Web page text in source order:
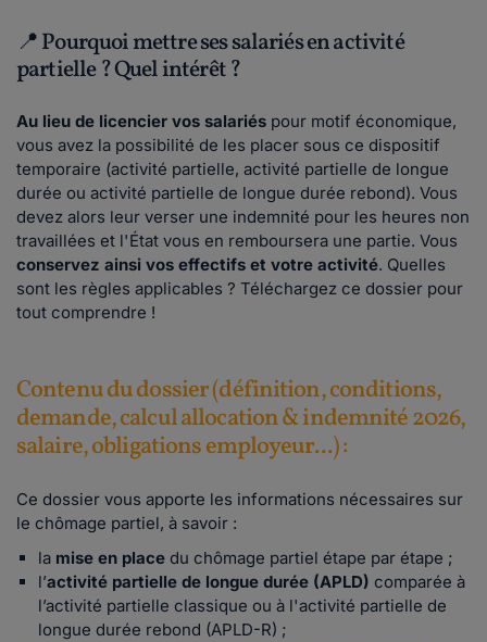
📍 Pourquoi mettre ses salariés en activité
partielle ? Quel intérêt ?
Au lieu de licencier vos salariés pour motif économique,
vous avez la possibilité de les placer sous ce dispositif
temporaire (activité partielle, activité partielle de longue
durée ou activité partielle de longue durée rebond). Vous
devez alors leur verser une indemnité pour les heures non
travaillées et l'État vous en remboursera une partie. Vous
conservez ainsi vos effectifs et votre activité. Quelles
sont les règles applicables ? Téléchargez ce dossier pour
tout comprendre !
Contenu du dossier (définition, conditions,
demande, calcul allocation & indemnité 2026,
salaire, obligations employeur...) :
Ce dossier vous apporte les informations nécessaires sur
le chômage partiel, à savoir :
la mise en place du chômage partiel étape par étape ;
l’activité partielle de longue durée (APLD) comparée à
l’activité partielle classique ou à l'activité partielle de
longue durée rebond (APLD-R) ;